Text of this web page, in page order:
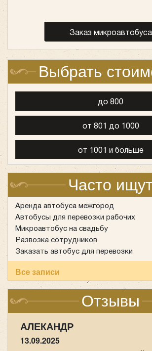
Заказ микроавтобуса
Выбрать
до 800
от 801 до 1000
от 1001 и больше
Часто ищут
Аренда автобуса межгород
Автобусы для перевозки рабочих
Микроавтобус на свадьбу
Развозка сотрудников
Заказать автобус для перевозки
Все записи
Отзывы
АЛЕКАНДР
13.09.2025
Количество мест:19
Класс:люкс
Цена от:2000 руб/час
Mercedes Viano 6